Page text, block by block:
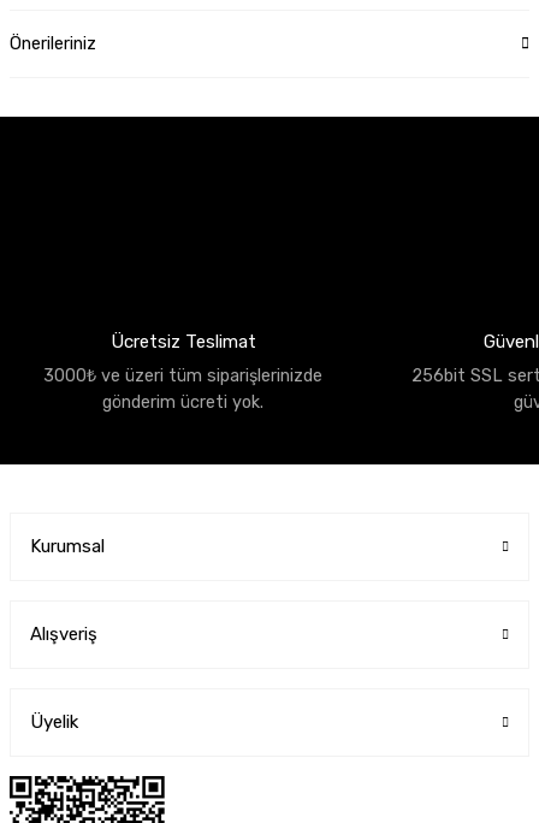
Önerileriniz
Ücretsiz Teslimat
3000₺ ve üzeri tüm siparişlerinizde
gönderim ücreti yok.
256bit SSL
Kurumsal
Alışveriş
Üyelik